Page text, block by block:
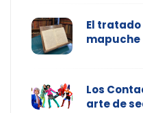
El tratado
mapuche
Los
arte de